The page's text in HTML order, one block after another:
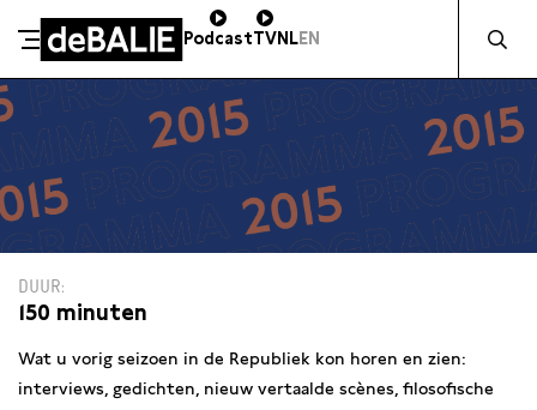
Meteen naar de content
De Balie
PodcastTVNLEN
DUUR
150 minuten
Wat u vorig seizoen in de Republiek kon horen en zien:
interviews, gedichten, nieuw vertaalde scènes, filosofische